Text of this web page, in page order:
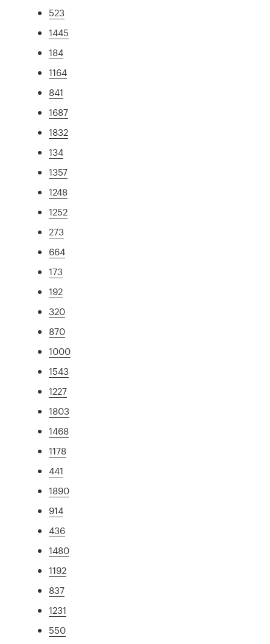
523
1445
184
1164
841
1687
1832
134
1357
1248
1252
273
664
173
192
320
870
1000
1543
1227
1803
1468
1178
441
1890
914
436
1480
1192
837
1231
550